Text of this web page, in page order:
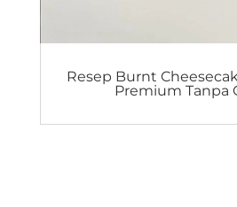
Resep Burnt
Premium Tanpa